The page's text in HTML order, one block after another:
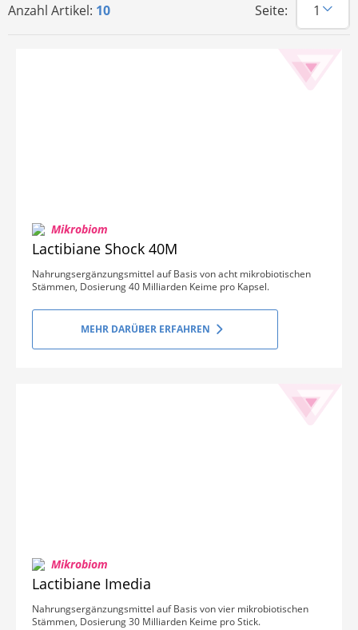
Anzahl Artikel: 10 Seite:
Mikrobiom
Lactibiane Shock 40M
Nahrungsergänzungsmittel auf Basis von acht mikrobiotischen
Stämmen, Dosierung 40 Milliarden Keime pro Kapsel.
MEHR DARÜBER ERFAHREN
Mikrobiom
Lactibiane Imedia
Nahrungsergänzungsmittel auf Basis von vier mikrobiotischen
Stämmen, Dosierung 30 Milliarden Keime pro Stick.